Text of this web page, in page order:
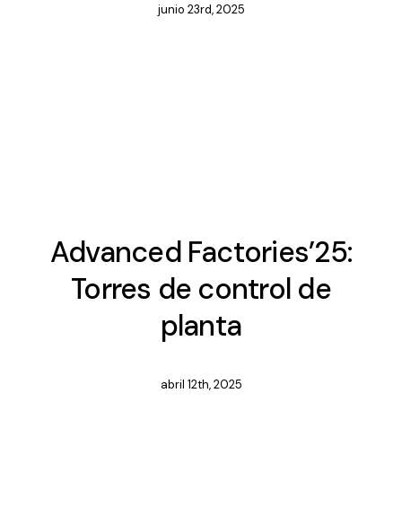
junio 23rd, 2025
Advanced Factories’25:
Torres de control de
planta
abril 12th, 2025